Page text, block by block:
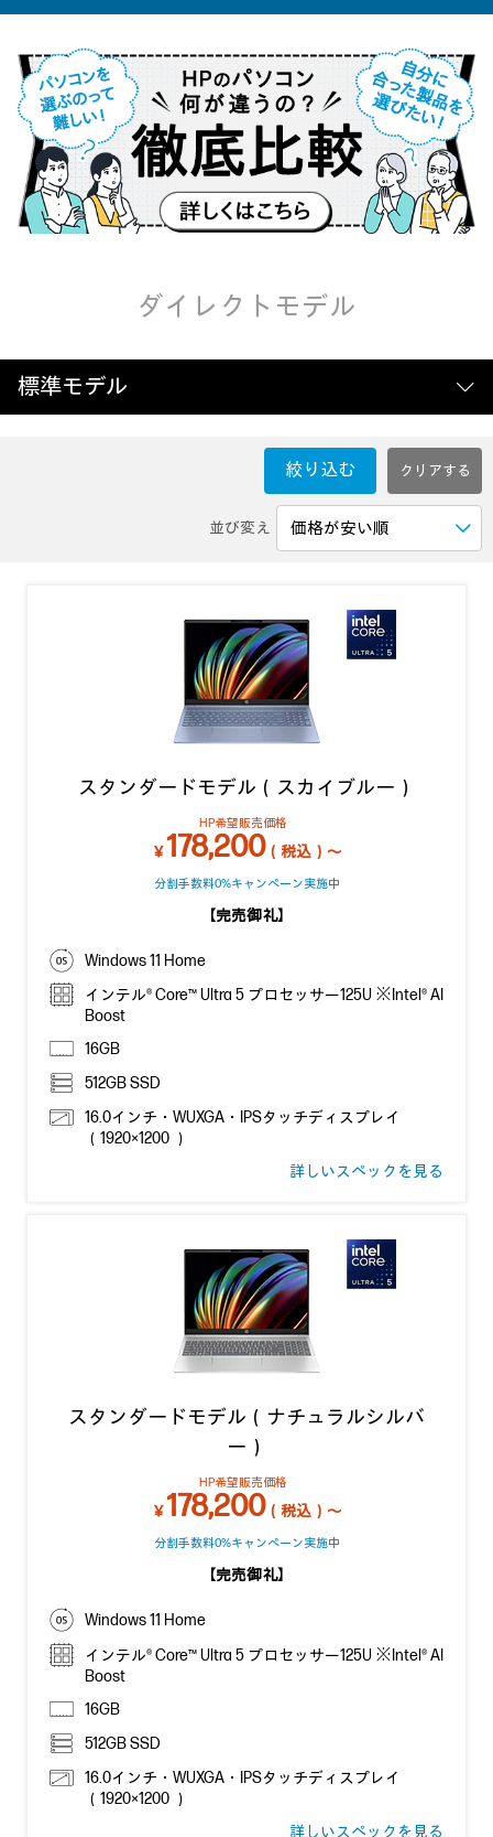
ダイレクトモデル
標準モデル
絞り込む
並び変え
スタンダードモデル（スカイブルー）
HP希望販売価格
￥178,200（税込）～
分割手数料0%キャンペーン実施中
【完売御礼】
Windows 11 Home
インテル® Core™ Ultra 5 プロセッサー125U ※Intel® AI
Boost
16GB
512GB SSD
16.0インチ・WUXGA・IPSタッチディスプレイ
（1920×1200 ）
詳しいスペックを見る
スタンダードモデル（ナチュラルシルバ
ー）
HP希望販売価格
￥178,200（税込）～
分割手数料0%キャンペーン実施中
【完売御礼】
Windows 11 Home
インテル® Core™ Ultra 5 プロセッサー125U ※Intel® AI
Boost
16GB
512GB SSD
16.0インチ・WUXGA・IPSタッチディスプレイ
（1920×1200 ）
詳しいスペックを見る